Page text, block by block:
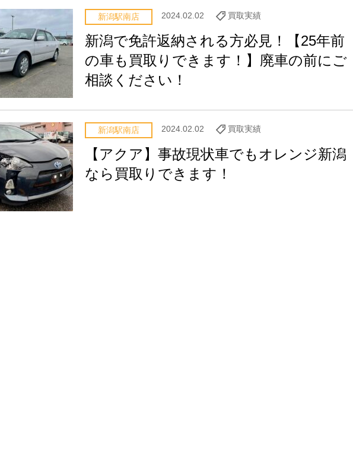
新潟駅南店 2024.02.02 買取実績
新潟で免許返納される方必見！【25年前
の車も買取りできます！】廃車の前にご
相談ください！
新潟駅南店 2024.02.02 買取実績
【アクア】事故現状車でもオレンジ新潟
なら買取りできます！